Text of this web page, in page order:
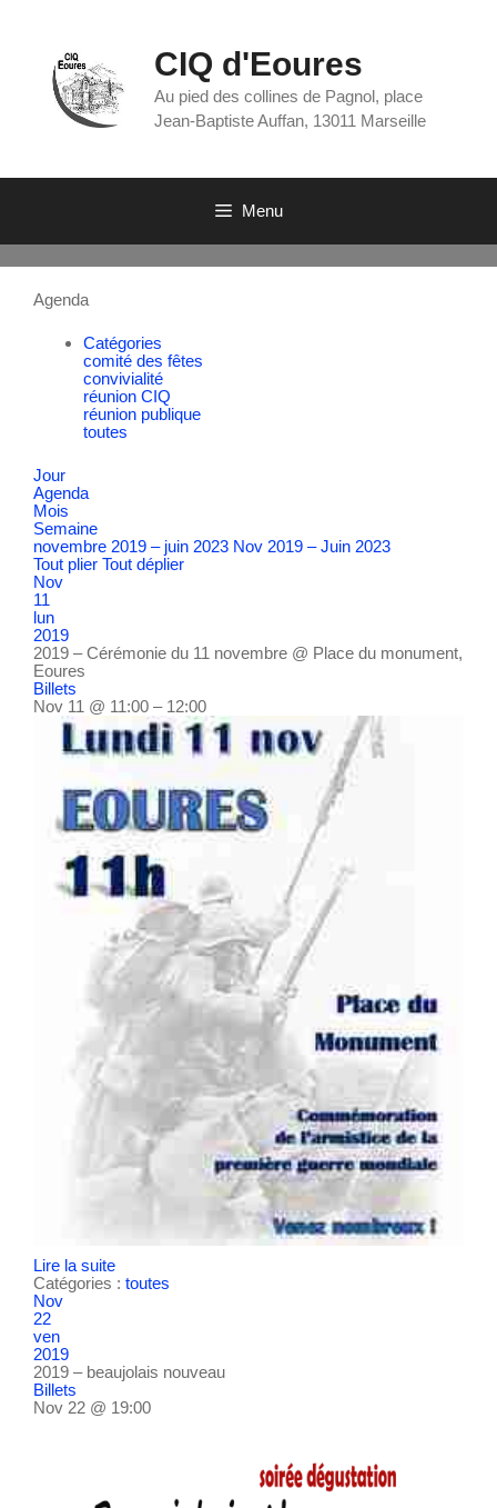
CIQ d'Eoures
Au pied des collines de Pagnol, place
Jean-Baptiste Auffan, 13011 Marseille
Menu
Agenda
Catégories
comité des fêtes
convivialité
réunion CIQ
réunion publique
toutes
Jour
Agenda
Mois
Semaine
novembre 2019 – juin 2023 Nov 2019 – Juin 2023
Tout plier Tout déplier
Nov
11
lun
2019
2019 – Cérémonie du 11 novembre @ Place du monument,
Eoures
Billets
Nov 11 @ 11:00 – 12:00
Lire la suite
Catégories : toutes
Nov
22
ven
2019
2019 – beaujolais nouveau
Billets
Nov 22 @ 19:00